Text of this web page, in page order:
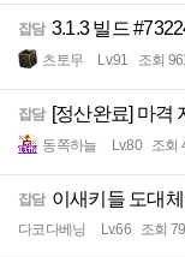
잡담 3.1.3 빌드
츠토무 Lv.91 조회
잡담 [정산완료] 마격
동쪽하늘 Lv.80 조회
잡담 이새키들 도대
다코다베닝 Lv.66 조회